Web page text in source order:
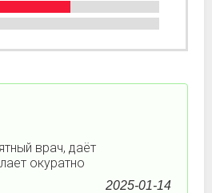
врач, даёт
окуратно
2025-01-14